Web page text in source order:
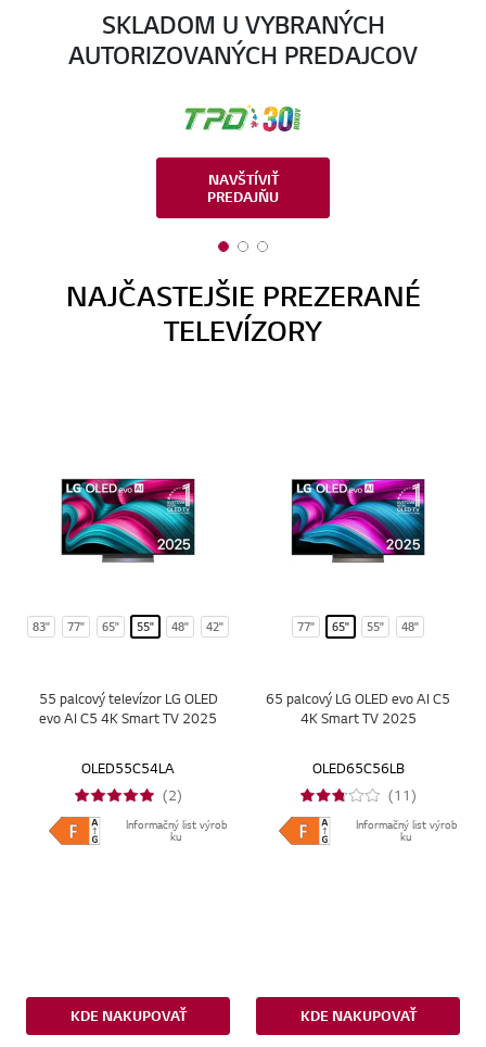
SKLADOM U VYBRANÝCH
AUTORIZOVANÝCH PREDAJCOV
NAVŠTÍVIŤ
PREDAJŇU
NAJČASTEJŠIE PREZERANÉ
TELEVÍZORY
83" 77" 65" 55" 48" 42"
55 palcový televízor LG OLED
evo AI C5 4K Smart TV 2025
OLED55C54LA
(2)
Informačný list výrob
ku
KDE NAKUPOVAŤ
77" 65" 55" 48"
65 palcový LG OLED evo AI C5
4K Smart TV 2025
OLED65C56LB
(11)
Informačný list výrob
ku
KDE NAKUPOVAŤ